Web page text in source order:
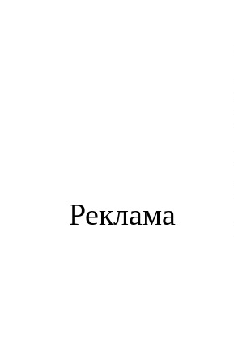
Реклама